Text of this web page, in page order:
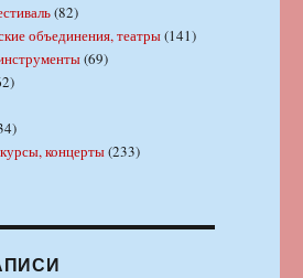
(82)
объединения, театры(141)
(69)
концерты(233)